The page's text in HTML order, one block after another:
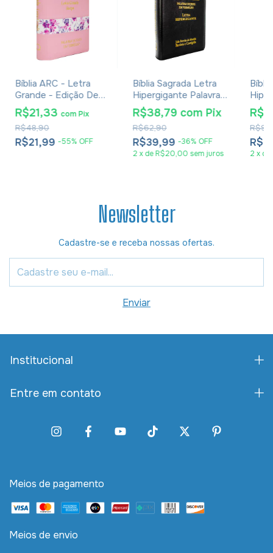
Bíblia ARC - Letra
Grande - Edição De
Promessas - Palavras
De Jesus Em
Vermelho - Harpa -
Capa Zíper Tricolor
R$21,99 -55% OFF
R$48,90
R$21,33 com Pix
Bíblia Sagrada Letra
Hipergigante Palavra
De Jesus Em
Vermelho Com Harpa
Zíper Preta
R$39,99 -36% OFF
R$62,90
R$38,79 com Pix
2 xdeR$20,00 sem juros 2 x de
Newsletter
Cadastre-se e receba nossas ofertas.
Institucional
Entre em contato
Meios de pagamento
Meios de envio